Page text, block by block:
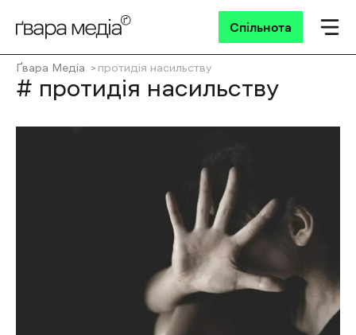
Спільнота
Ґвара Медіа протидія насильству
# протидія насильству